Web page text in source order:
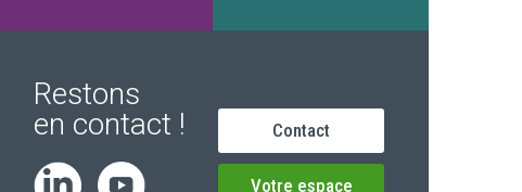
Restons
en contact !
Contact
Votre espace